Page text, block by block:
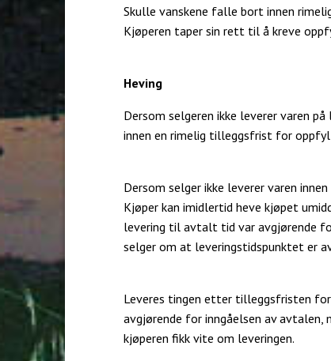
Skulle vanskene falle bort innen
Kjøperen taper sin rett til å kreve
Heving
Dersom selgeren ikke leverer varen
innen en rimelig tilleggsfrist for
Dersom selger ikke leverer varen
Kjøper kan imidlertid heve kjøpet
levering til avtalt tid var avgjørende
selger om at leveringstidspunktet er
Leveres tingen etter tilleggsfristen
avgjørende for inngåelsen av avtalen,
kjøperen fikk vite om leveringen.